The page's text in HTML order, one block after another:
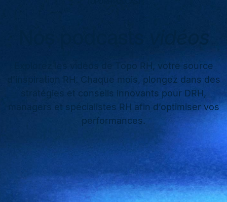
Explorez les vidéos de Topo RH, votre source
d’inspiration RH. Chaque mois, plongez dans des
stratégies et conseils innovants pour DRH,
managers et spécialistes RH afin d’optimiser vos
performances.